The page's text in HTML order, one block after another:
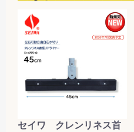
セイワ クレンリネス首